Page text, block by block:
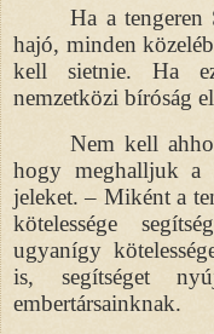
Ha a
hajó, minden
kell sietnie. Ha
nemzetközi bíróság
Nem kell
hogy meghalljuk a
jeleket. – Miként a
kötelessége
ugyanígy
is, segítséget
embertársainknak.